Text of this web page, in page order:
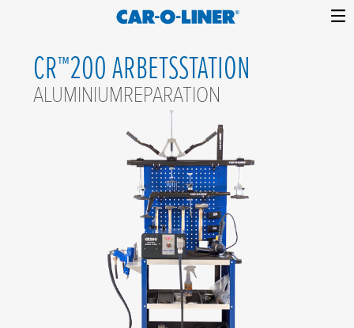
content
Car-
O-
Liner
Collision
Equipment
CR™200 ARBETSSTATION
ALUMINIUMREPARATION